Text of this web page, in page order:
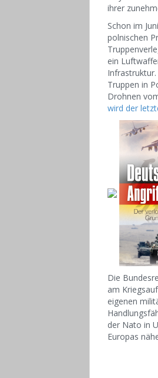
ihrer
Schon im
polnischen
ein
Truppen in
Drohnen
wird der
Die
am
eigenen
der Nato in
Europas